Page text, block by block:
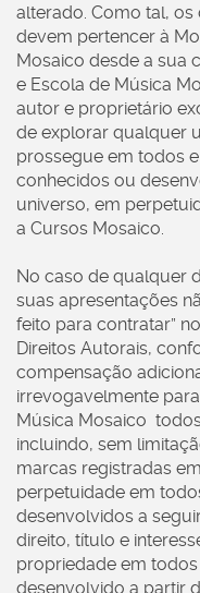
alterado. Como tal,
devem pertencer à
Mosaico desde a sua
e Escola de Música
autor e proprietário
de explorar qualquer
prossegue em todos
conhecidos ou
universo, em
a Cursos Mosaico.
No caso de qualquer
suas apresentações
feito para contratar”
Direitos Autorais,
compensação
irrevogavelmente
Música Mosaico
incluindo, sem
marcas registradas
perpetuidade em
desenvolvidos a
direito, título e
propriedade em
desenvolvido a partir